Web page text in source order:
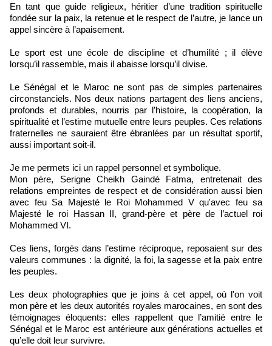
En tant que guide religieux, héritier d’une tradition spirituelle
fondée sur la paix, la retenue et le respect de l’autre, je lance un
appel sincère à l’apaisement.
Le sport est une école de discipline et d’humilité ; il élève
lorsqu’il rassemble, mais il abaisse lorsqu’il divise.
Le Sénégal et le Maroc ne sont pas de simples partenaires
circonstanciels. Nos deux nations partagent des liens anciens,
profonds et durables, nourris par l’histoire, la coopération, la
spiritualité et l’estime mutuelle entre leurs peuples. Ces relations
fraternelles ne sauraient être ébranlées par un résultat sportif,
aussi important soit-il.
Je me permets ici un rappel personnel et symbolique.
Mon père, Serigne Cheikh Gaindé Fatma, entretenait des
relations empreintes de respect et de considération aussi bien
avec feu Sa Majesté le Roi Mohammed V qu'avec feu sa
Majesté le roi Hassan II, grand-père et père de l’actuel roi
Mohammed VI.
Ces liens, forgés dans l’estime réciproque, reposaient sur des
valeurs communes : la dignité, la foi, la sagesse et la paix entre
les peuples.
Les deux photographies que je joins à cet appel, où l'on voit
mon père et les deux autorités royales marocaines, en sont des
témoignages éloquents: elles rappellent que l’amitié entre le
Sénégal et le Maroc est antérieure aux générations actuelles et
qu’elle doit leur survivre.